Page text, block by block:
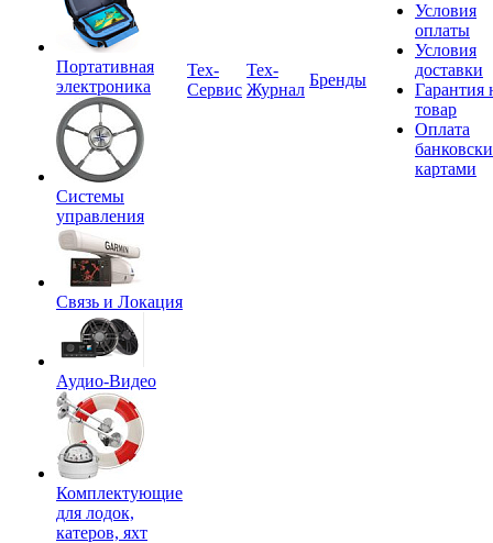
Портативная
электроника
Системы
управления
Связь и Локация
Аудио-Видео
Комплектующие
для лодок,
катеров, яхт
Tex-
Сервис
Тех-
Журнал
Бренды
Условия
оплаты
Условия
доставки
Гарантия
товар
Оплата
картами